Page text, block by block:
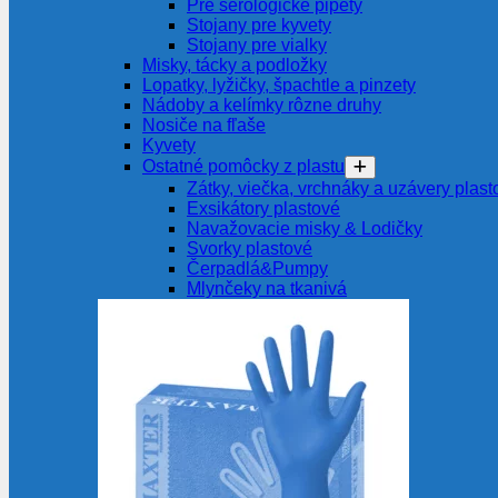
Pre serologické pipety
Stojany pre kyvety
Stojany pre vialky
Misky, tácky a podložky
Lopatky, lyžičky, špachtle a pinzety
Nádoby a kelímky rôzne druhy
Nosiče na fľaše
Kyvety
Ostatné pomôcky z plastu
Zátky, viečka, vrchnáky a uzávery
Exsikátory plastové
Navažovacie misky & Lodičky
Svorky plastové
Čerpadlá&Pumpy
Mlynčeky na tkanivá